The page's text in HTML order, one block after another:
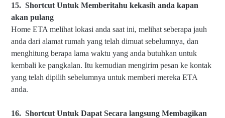
15. Shortcut Untuk Memberitahu kekasih anda kapan
akan pulang
Home ETA melihat lokasi anda saat ini, melihat seberapa jauh
anda dari alamat rumah yang telah dimuat sebelumnya, dan
menghitung berapa lama waktu yang anda butuhkan untuk
kembali ke pangkalan. Itu kemudian mengirim pesan ke kontak
yang telah dipilih sebelumnya untuk memberi mereka ETA
anda.
16. Shortcut Untuk Dapat Secara langsung Membagikan